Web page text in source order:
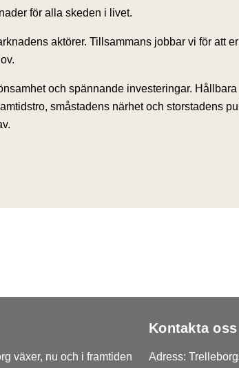
för alla skeden i livet.
aktörer. Tillsammans jobbar vi för att
och spännande investeringar. Hållbara
småstadens närhet och storstadens
växer, nu och i framtiden
Kontakta oss
Adress: